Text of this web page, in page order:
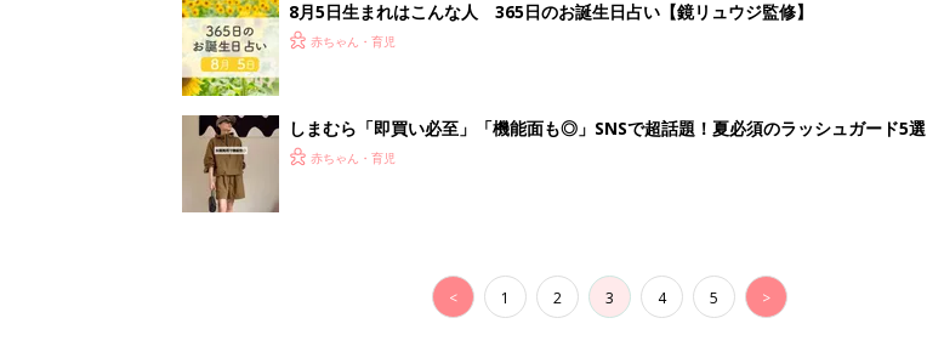
8月5日生まれはこんな人 365日のお誕生日占い【鏡リュウジ監修】
赤ちゃん・育児
しまむら「即買い必至」「機能面も◎」SNSで超話題！夏必須のラッシュガード5選
赤ちゃん・育児
< 1 2 3 4 5 >